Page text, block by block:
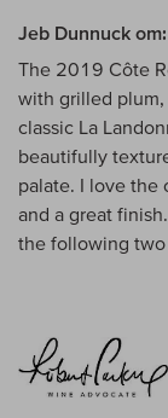
Jeb Dunnuck om:
The 2019 Côte
with grilled plum,
classic La
beautifully
palate. I love the
and a great
the following